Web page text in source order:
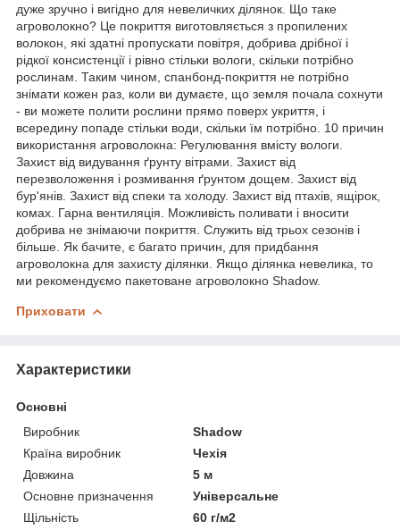
дуже зручно і вигідно для невеличких ділянок. Що таке
агроволокно? Це покриття виготовляється з пропилених
волокон, які здатні пропускати повітря, добрива дрібної і
рідкої консистенції і рівно стільки вологи, скільки потрібно
рослинам. Таким чином, спанбонд-покриття не потрібно
знімати кожен раз, коли ви думаєте, що земля почала сохнути
- ви можете полити рослини прямо поверх укриття, і
всередину попаде стільки води, скільки їм потрібно. 10 причин
використання агроволокна: Регулювання вмісту вологи.
Захист від видування ґрунту вітрами. Захист від
перезволоження і розмивання ґрунтом дощем. Захист від
бур'янів. Захист від спеки та холоду. Захист від птахів, ящірок,
комах. Гарна вентиляція. Можливість поливати і вносити
добрива не знімаючи покриття. Служить від трьох сезонів і
більше. Як бачите, є багато причин, для придбання
агроволокна для захисту ділянки. Якщо ділянка невелика, то
ми рекомендуємо пакетоване агроволокно Shadow.
Приховати
Характеристики
Основні
Виробник
Shadow
Країна виробник
Чехія
Довжина
5 м
Основне призначення
Універсальне
Щільність
60 г/м2